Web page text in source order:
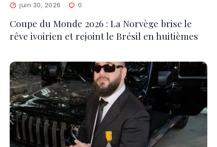
juin 30, 2026 0
Coupe du Monde 2026 : La Norvège brise le
rêve ivoirien et rejoint le Brésil en huitièmes